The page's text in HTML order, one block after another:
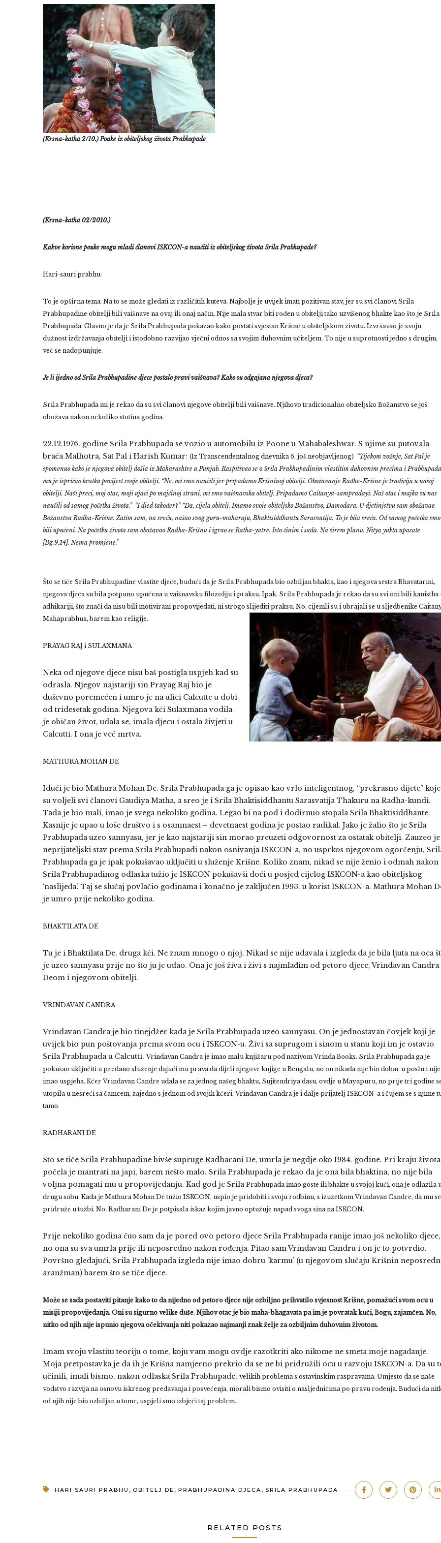
(Krsna-katha 2/10.) Pouke iz obiteljskog života Prabhupade
(Krsna-katha 02/2010.)
Kakve korisne pouke mogu mladi članovi ISKCON-a naučiti iz obiteljskog života Srila Prabhupade?
Hari-sauri prabhu:
To je opširna tema. Na to se može gledati iz različitih kuteva. Najbolje je uvijek imati pozitivan stav, jer su svi članovi Srila
Prabhupadine obitelji bili vaišnave na ovaj ili onaj način. Nije mala stvar biti rođen u obitelji tako uzvišenog bhakte kao što je Srila
Prabhupada. Glavno je da je Srila Prabhupada pokazao kako postati svjestan Krišne u obiteljskom životu. Izvršavao je svoju
dužnost izdržavanja obitelji i istodobno razvijao vječni odnos sa svojim duhovnim učiteljem. To nije u suprotnosti jedno s drugim,
već se nadopunjuje.
Je li ijedno od Srila Prabhupadine djece postalo pravi vaišnava? Kako su odgajana njegova djeca?
Srila Prabhupada mi je rekao da su svi članovi njegove obitelji bili vaišnave. Njihovo tradicionalno obiteljsko Božanstvo se još
obožava nakon nekoliko stotina godina.
22.12.1976. godine Srila Prabhupada se vozio u automobilu iz Poone u Mahabaleshwar. S njime su putovala
braća Malhotra, Sat Pal i Harish Kumar: (Iz Transcendentalnog dnevnika 6, još neobjavljenog) “Tijekom vožnje, Sat Pal je
spomenuo kako je njegova obitelj došla iz Maharashtre u Punjab. Raspitivao se o Srila Prabhupadinim vlastitim duhovnim precima i Prabhupada
mu je ispričao kratku povijest svoje obitelji. “Ne, mi smo naučili jer pripadamo Krišninoj obitelji. Obožavanje Radhe-Krišne je tradicija u našoj
obitelji. Naši preci, moj otac, moji ujaci po majčinoj strani, mi smo vaišnavska obitelj. Pripadamo Caitanya-sampradayi. Naš otac i majka su nas
naučili od samog početka života.” “I djed također?” “Da, cijela obitelj. Imamo svoje obiteljsko Božanstvo, Damodara. U djetinjstvu sam obožavao
Božanstva Radha-Krišne. Zatim sam, na sreću, našao svog guru-maharaju, Bhaktisiddhantu Sarasvatija. To je bila sreća. Od samog početka smo
bili upućeni. Na početku života sam obožavao Radha-Krišnu i igrao se Ratha-yatre. Isto činim i sada. Na širem planu. Nitya yukta upasate
[Bg.9.14]. Nema promjene.”
Što se tiče Srila Prabhupadine vlastite djece, budući da je Srila Prabhupada bio ozbiljan bhakta, kao i njegova sestra Bhavatarini,
njegova djeca su bila potpuno upućena u vaišnavsku filozofiju i praksu. Ipak, Srila Prabhupada je rekao da su svi oni bili kanistha
adhikariji, što znači da nisu bili motivirani propovijedati, ni strogo slijediti praksu. No, cijenili su i ubrajali se u sljedbenike
Mahaprabhua, barem kao religije.
PRAYAG RAJ i SULAXMANA
Neka od njegove djece nisu baš postigla uspjeh kad su
odrasla. Njegov najstariji sin Prayag Raj bio je
duševno poremećen i umro je na ulici Calcutte u dobi
od tridesetak godina. Njegova kći Sulaxmana vodila
je običan život, udala se, imala djecu i ostala živjeti u
Calcutti. I ona je već mrtva.
MATHURA MOHAN DE
Idući je bio Mathura Mohan De. Srila Prabhupada ga je opisao kao vrlo inteligentnog, “prekrasno dijete” koje
su voljeli svi članovi Gaudiya Matha, a sreo je i Srila Bhaktisiddhantu Sarasvatija Thakuru na Radha-kundi.
Tada je bio mali, imao je svega nekoliko godina. Legao bi na pod i dodirnuo stopala Srila Bhaktisiddhante.
Kasnije je upao u loše društvo i s osamnaest – devetnaest godina je postao radikal. Jako je žalio što je Srila
Prabhupada uzeo sannyasu, jer je kao najstariji sin morao preuzeti odgovornost za ostatak obitelji. Zauzeo je
neprijateljski stav prema Srila Prabhupadi nakon osnivanja ISKCON-a, no usprkos njegovom ogorčenju,
Prabhupada ga je ipak pokušavao uključiti u služenje Krišne. Koliko znam, nikad se nije ženio i odmah nakon
Srila Prabhupadinog odlaska tužio je ISKCON pokušavši doći u posjed cijelog ISKCON-a kao obiteljskog
‘naslijeđa’. Taj se slučaj povlačio godinama i konačno je zaključen 1993. u korist ISKCON-a. Mathura Mohan
je umro prije nekoliko godina.
BHAKTILATA DE
Tu je i Bhaktilata De, druga kći. Ne znam mnogo o njoj. Nikad se nije udavala i izgleda da je bila ljuta na oca
je uzeo sannyasu prije no što ju je udao. Ona je još živa i živi s najmlađim od petoro djece, Vrindavan Candra
Deom i njegovom obitelji.
VRINDAVAN CANDRA
Vrindavan Candra je bio tinejdžer kada je Srila Prabhupada uzeo sannyasu. On je jednostavan čovjek koji je
uvijek bio pun poštovanja prema svom ocu i ISKCON-u. Živi sa suprugom i sinom u stanu koji im je ostavio
Srila Prabhupada u Calcutti.Vrindavan Candra je imao malu knjižaru pod nazivom Vrinda Books. Srila Prabhupada ga je
pokušao uključiti u predano služenje dajući mu prava da dijeli njegove knjige u Bengalu, no on nikada nije bio dobar u poslu i nije
imao uspjeha. Kćer Vrindavan Candre udala se za jednog našeg bhaktu, Sujitendriya dasu, ovdje u Mayapuru, no prije tri godine
utopila u nesreći sa čamcem, zajedno s jednom od svojih kćeri. Vrindavan Candra je i dalje prijatelj ISKCON-a i čujem se s njime
tamo.
RADHARANI DE
Što se tiče Srila Prabhupadine bivše supruge Radharani De, umrla je negdje oko 1984. godine. Pri kraju života
počela je mantrati na japi, barem nešto malo. Srila Prabhupada je rekao da je ona bila bhaktina, no nije bila
voljna pomagati mu u propovijedanju. Kad god je Srila Prabhupada imao goste ili bhakte u svojoj kući, ona je odlazila
drugu sobu. Kada je Mathura Mohan De tužio ISKCON, uspio je pridobiti i svoju rodbinu, s izuzetkom Vrindavan Candre, da mu se
pridruže u tužbi. No, Radharani De je potpisala iskaz kojim javno optužuje napad svoga sina na ISKCON.
Prije nekoliko godina čuo sam da je pored ovo petoro djece Srila Prabhupada ranije imao još nekoliko djece,
no ona su sva umrla prije ili neposredno nakon rođenja. Pitao sam Vrindavan Candru i on je to potvrdio.
Površno gledajući, Srila Prabhupada izgleda nije imao dobru ‘karmu’ (u njegovom slučaju Krišnin
aranžman) barem što se tiče djece.
Može se sada postaviti pitanje kako to da nijedno od petoro djece nije ozbiljno prihvatilo svjesnost Krišne, pomažući svom ocu u
misiji propovijedanja. Oni su sigurno velike duše. Njihov otac je bio maha-bhagavata pa im je povratak kući, Bogu, zajamčen. No,
nitko od njih nije ispunio njegova očekivanja niti pokazao najmanji znak želje za ozbiljnim duhovnim životom.
Imam svoju vlastitu teoriju o tome, koju vam mogu ovdje razotkriti ako nikome ne smeta moje nagađanje.
Moja pretpostavka je da ih je Krišna namjerno prekrio da se ne bi pridružili ocu u razvoju ISKCON-a. Da su
učinili, imali bismo, nakon odlaska Srila Prabhupade, velikih problema s ostavinskim raspravama. Umjesto da se naše
vodstvo razvija na osnovu iskrenog predavanja i posvećenja, morali bismo ovisiti o nasljednicima po pravu rođenja. Budući da
od njih nije bio ozbiljan u tome, uspjeli smo izbjeći taj problem.
HARI SAURI PRABHU , OBITELJ DE , PRABHUPADINA DJECA , SRILA PRABHUPADA
RELATED POSTS